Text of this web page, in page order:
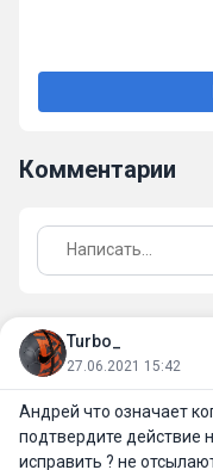
Комментарии
Turbo_
27.06.2021 15:42
Андрей что означает
подтвердите действие
исправить ? не